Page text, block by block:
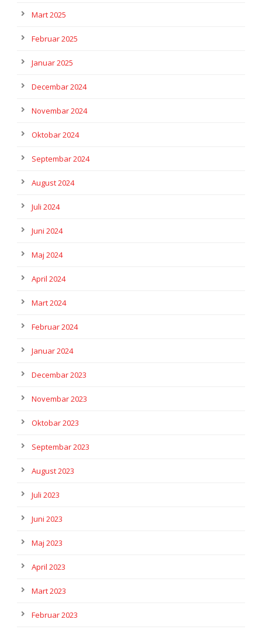
Mart 2025
Februar 2025
Januar 2025
Decembar 2024
Novembar 2024
Oktobar 2024
Septembar 2024
August 2024
Juli 2024
Juni 2024
Maj 2024
April 2024
Mart 2024
Februar 2024
Januar 2024
Decembar 2023
Novembar 2023
Oktobar 2023
Septembar 2023
August 2023
Juli 2023
Juni 2023
Maj 2023
April 2023
Mart 2023
Februar 2023